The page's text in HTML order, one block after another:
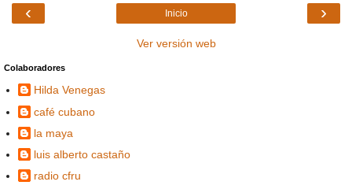
‹ ›
Inicio
Ver versión web
Colaboradores
Hilda Venegas
café cubano
la maya
luis alberto castaño
radio cfru